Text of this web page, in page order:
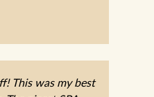
This was my best